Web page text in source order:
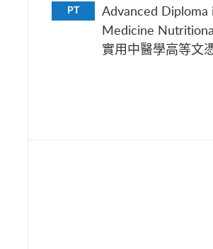
PT
Advanced Diploma
Medicine
實用中醫學高等文